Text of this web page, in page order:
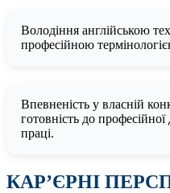
Володіння англійською
професійною
Впевненість у власній
готовність до
праці.
КАР’ЄРНІ